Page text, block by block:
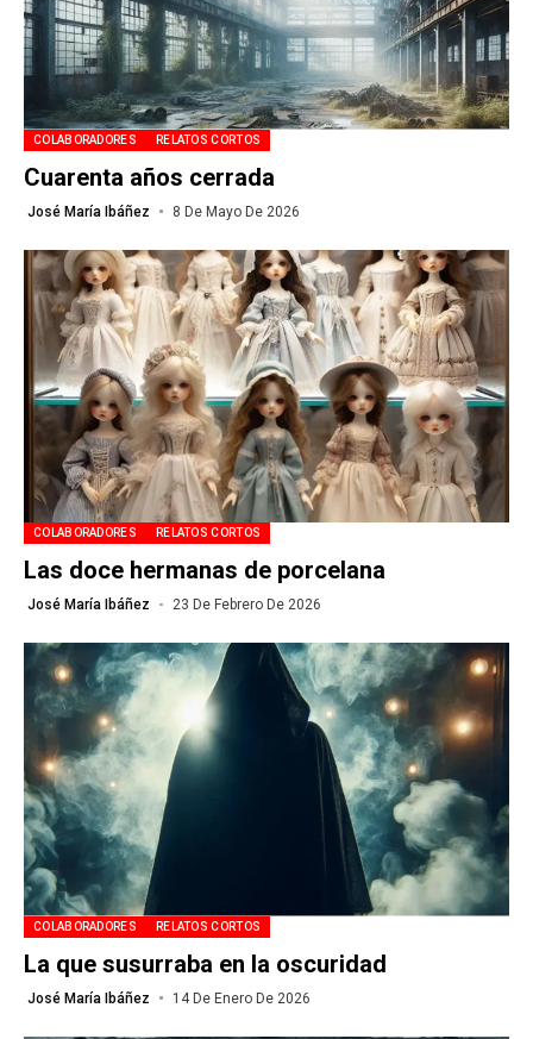
COLABORADORES RELATOS CORTOS
Cuarenta años cerrada
José María Ibáñez 8 De Mayo De 2026
COLABORADORES RELATOS CORTOS
Las doce hermanas de porcelana
José María Ibáñez 23 De Febrero De 2026
COLABORADORES RELATOS CORTOS
La que susurraba en la oscuridad
José María Ibáñez 14 De Enero De 2026